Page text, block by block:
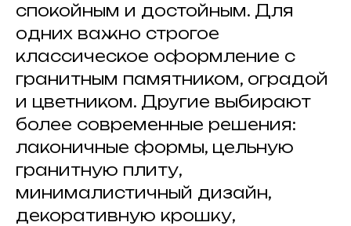
спокойным и достойным. Для
одних важно строгое
классическое оформление с
гранитным памятником, оградой
и цветником. Другие выбирают
более современные решения:
лаконичные формы, цельную
гранитную плиту,
минималистичный дизайн,
декоративную крошку,